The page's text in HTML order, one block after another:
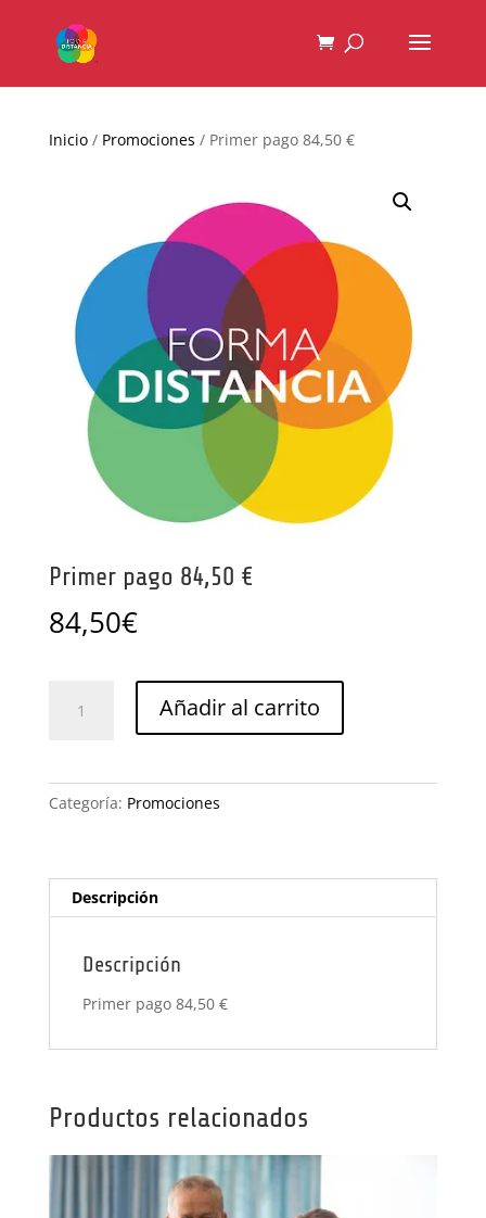
Inicio/ Promociones / Primer pago 84,50 €
Primer pago 84,50 €
84,50€
pago
cantidad
Añadir al carrito
Categoría: Promociones
Descripción
Descripción
Primer pago 84,50 €
Productos relacionados